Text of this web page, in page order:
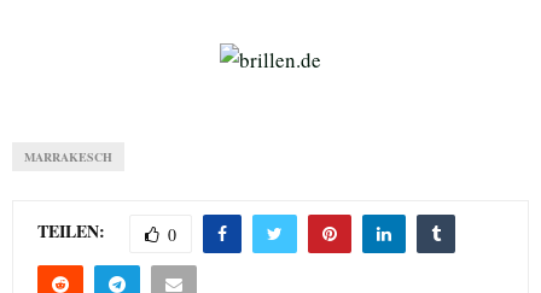
MARRAKESCH
TEILEN: 0